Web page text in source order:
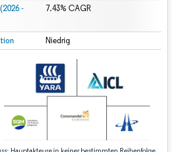
-
7.43% CAGR
Niedrig
Wiederverwendung erfordert Namensnennung